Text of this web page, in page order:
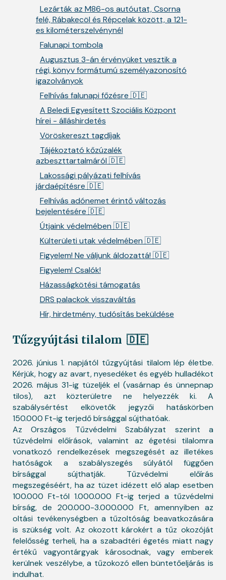
Lezárták az M86-os autóutat, Csorna
felé, Rábakecöl és Répcelak között, a 121-
es kilométerszelvénynél
Falunapi tombola
Augusztus 3-án érvényüket vesztik a
régi, könyv formátumú személyazonosító
igazolványok
Felhívás falunapi főzésre 🇩🇪
A Beledi Egyesített Szociális Központ
hírei - álláshirdetés
Vöröskereszt tagdíjak
Tájékoztató kőzúzalék
azbeszttartalmáról 🇩🇪
Lakossági pályázati felhívás
járdaépítésre 🇩🇪
Felhívás adónemet érintő változás
bejelentésére 🇩🇪
Útjaink védelmében 🇩🇪
Külterületi utak védelmében 🇩🇪
Figyelem! Ne váljunk áldozattá! 🇩🇪
Figyelem! Csalók!
Házasságkötési támogatás
DRS palackok visszaváltás
Hír, hirdetmény, tudósítás beküldése
Tűzgyújtási tilalom 🇩🇪
2026. június 1. napjától tűzgyújtási tilalom lép életbe.
Kérjük, hogy az avart, nyesedéket és egyéb hulladékot
2026. május 31-ig tüzeljék el (vasárnap és ünnepnap
tilos), azt közterületre ne helyezzék ki. A
szabálysértést elkövetők jegyzői hatáskörben
150.000 Ft-ig terjedő bírsággal sújthatóak.
Az Országos Tűzvédelmi Szabályzat szerint a
tűzvédelmi előírások, valamint az égetési tilalomra
vonatkozó rendelkezések megszegését az illetékes
hatóságok a szabályszegés súlyától függően
bírsággal sújthatják. Tűzvédelmi előírás
megszegéséért, ha az tüzet idézett elő alap esetben
100.000 Ft-tól 1.000.000 Ft-ig terjed a tűzvédelmi
bírság, de 200.000-3.000.000 Ft, amennyiben az
oltási tevékenységben a tűzoltóság beavatkozására
is szükség volt. Az okozott károkért a tűz okozóját
felelősség terheli, ha a szabadtéri égetés miatt nagy
értékű vagyontárgyak károsodnak, vagy emberek
kerülnek veszélybe, a tűzokozó ellen büntetőeljárás is
indulhat.